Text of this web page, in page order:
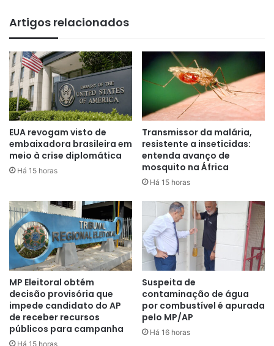
Entretanto, quando se trata de acidentes fatais – aqueles
que resultam em perda de vidas e, consequentemente,
maior comoção pública – o cenário é mais preocupante.
Pacobahyba destaca que o índice de acidentes fatais por
no mesmo período, contrastando com as quedas
recorrentes observadas desde a pandemia.
O que explica essa impressão
de aumento nos acidentes
aéreos?
Na percepção de Pacobahyba, embora o número total de
acidentes tenha aumentado, a exposição midiática dos
Artigos relacionados
EUA revogam visto de
embaixadora brasileira em
meio à crise diplomática
Há 15 horas
Transmissor da malária,
resistente a inseticidas:
entenda avanço de
mosquito na África
Há 15 horas
MP Eleitoral obtém
decisão provisória que
impede candidato do AP
de receber recursos
públicos para campanha
Há 15 horas
Suspeita de
contaminação de água
por combustível é apurada
pelo MP/AP
Há 16 horas